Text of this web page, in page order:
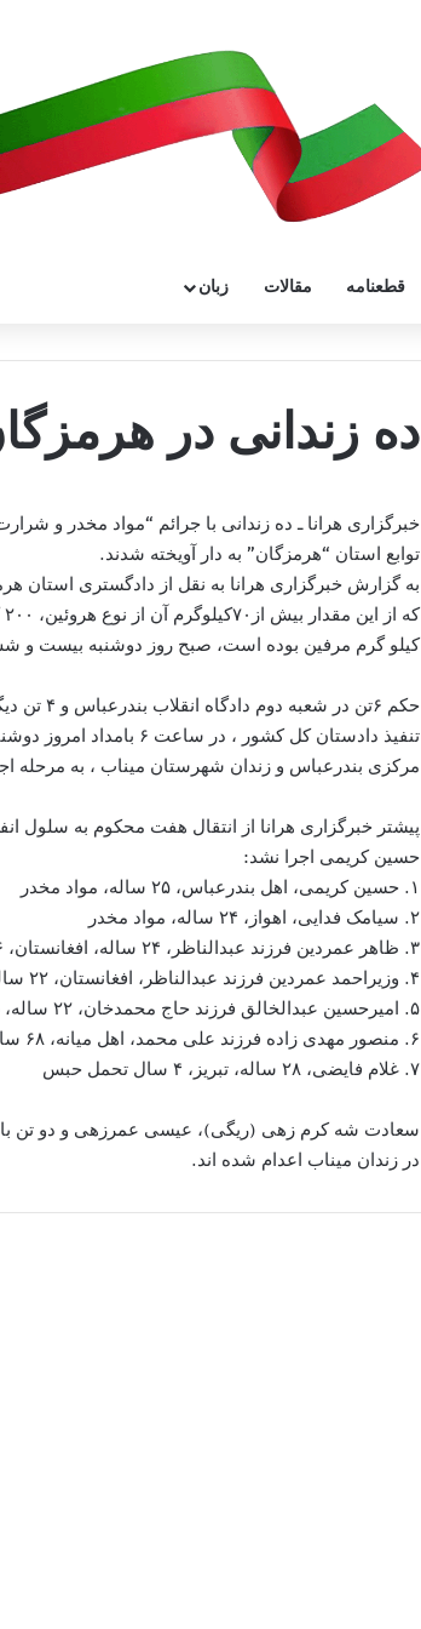
قطعنامه مقالات زبان
ده زندانی در
خبرگزاری هرانا ـ ده زندانی با جرائم “مواد مخدر و
توابع استان “هرمزگان” به دار آویخته شدند.
کیلو گرم مرفین بوده است، صبح روز دوشنبه بیست و
حکم ۶تن
مرکزی بندرعباس و زندان شهرستان میناب ، به مرحله
پیشتر خبرگزاری هرانا از انتقال هفت محکوم به سلول
حسین کریمی اجرا نشد:
۱. حسین کریمی، اهل بندرعباس، ۲۵ ساله، مواد مخدر
۲. سیامک فدایی، اهواز، ۲۴ ساله، مواد مخدر
۳. ظاهر عمردین فرزند عبدالناظر، ۲۴ ساله، افغانستان، ۶ سال تحمل حبس
۴. وزیراحمد عمردین فرزند عبدالناظر، افغانستان، ۲۲ ساله، ۶ سال تحمل کیفر
۵. امیرحسین عبدالخالق فرزند حاج محمدخان، ۲۲ ساله، ۵ سال تحمل حبس
۶. منصور مهدی زاده فرزند علی محمد، اهل میانه، ۶۸ ساله، ۴ سال تحمل حبس
۷. غلام فایضی، ۲۸ ساله، تبریز، ۴ سال تحمل حبس
سعادت شه کرم زهی (ریگی)، عیسی عمرزهی و دو تن با
در زندان میناب اعدام شده اند.